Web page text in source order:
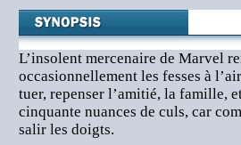
L’insolent mercenaire de Marvel
occasionnellement les fesses à
tuer, repenser l’amitié, la famille,
cinquante nuances de culs, car
salir les doigts.